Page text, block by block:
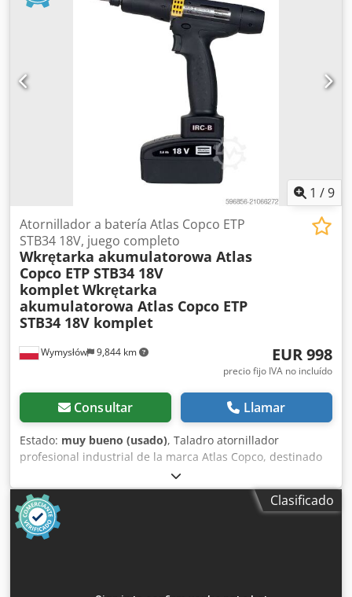
1 /9
Wymysłów 9,844 km
Atornillador a batería Atlas Copco ETP
STB34 18V, juego completo
Wkrętarka akumulatorowa Atlas
Copco ETP STB34 18V
kompletWkrętarka
akumulatorowa Atlas Copco ETP
STB34 18V komplet
EUR 998
precio fijo IVA no incluído
Consultar Llamar
Estado: muy bueno (usado), Taladro atornillador
profesional industrial de la marca Atlas Copco, destinado
para uso continuo en líneas de montaje y aplicaciones de
producción. Equipo de categoría industrial; no es un
producto de consumo masivo. Datos e información: •
Modelo: ETP STB34-06-106 • Alimentación: 18V CC • País de
fabricación: Suecia • Año de fabricación: 2021 • Diseño
Clasificado